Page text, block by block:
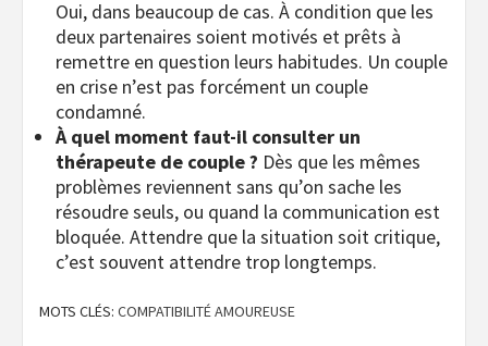
Oui, dans beaucoup de cas. À condition que les
deux partenaires soient motivés et prêts à
remettre en question leurs habitudes. Un couple
en crise n’est pas forcément un couple
condamné.
À quel moment faut-il consulter un
thérapeute de couple ? Dès que les mêmes
problèmes reviennent sans qu’on sache les
résoudre seuls, ou quand la communication est
bloquée. Attendre que la situation soit critique,
c’est souvent attendre trop longtemps.
MOTS CLÉS: COMPATIBILITÉ AMOUREUSE